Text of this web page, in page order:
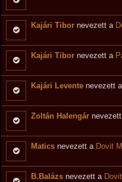
Kajári Tibor nevezett a
Kajári Tibor nevezett a
Kajári Levente nevezett a
Zoltán Halengár
Matics nevezett a Dovit
B.Balázs nevezett a